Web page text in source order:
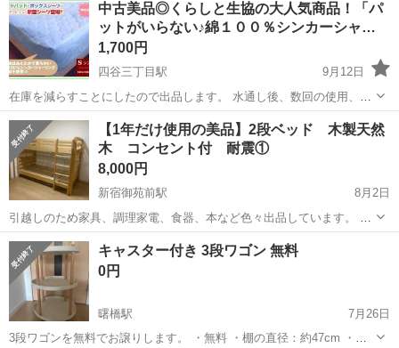
中古美品◎くらしと生協の大人気商品！「パ
ットがいらない♪綿１００％シンカーシャ…
1,700円
四谷三丁目駅
9月12日
在庫を減らすことにしたので出品します。 水通し後、数回の使用、ホ
ームクリーニング済みです。 くらしと生協で大人気商品！レビューで
高評価続出！！ 嬉しい綿１００％でふわふわ～♪なめらかでとろける
ような肌触り♪ ◆パッド一体型...
東京 新宿区 四谷三丁目駅 寝具 シーツ
【1年だけ使用の美品】2段ベッド 木製天然
木 コンセント付 耐震①
8,000円
新宿御苑前駅
8月2日
引越しのため家具、調理家電、食器、本など色々出品しています。 ま
とめて引き取っていただけるとありがたいです。 Amazonで39800円で
購入した2段ベッドです。 1年程度しか使用していなくて、目立った汚
れやキズなどもあり...
東京 新宿区 新宿御苑前駅 寝具
キャスター付き 3段ワゴン 無料
0円
曙橋駅
7月26日
3段ワゴンを無料でお譲りします。 ・無料 ・棚の直径：約47cm ・キ